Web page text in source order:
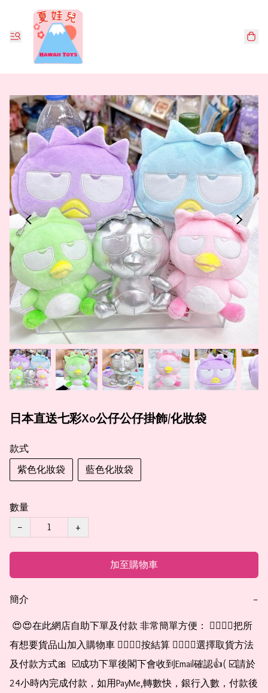
日本直送七彩Xo公仔公仔掛飾/化妝袋
款式
紫色化妝袋
藍色化妝袋
數量
−
+
加至購物車
簡介 −
有想要貨品山加入購物車 👉🏻👉🏻按結算 👉🏻👉🏻選擇取貨方法
及付款方式🎀  ☑️成功下單後閣下會收到Email確認👍( ☑️請於
24小時內完成付款，如用PayMe,轉數快，銀行入數，付款後